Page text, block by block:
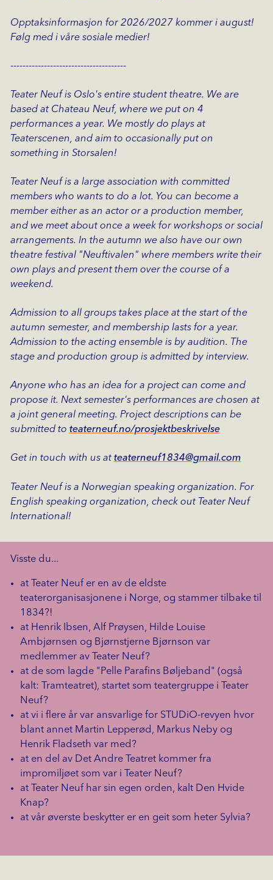
Opptaksinformasjon for 2026/2027 kommer i august!
Følg med i våre sosiale medier!
--------------------------------------
Teater Neuf is Oslo's entire student theatre. We are
based at Chateau Neuf, where we put on 4
performances a year. We mostly do plays at
Teaterscenen, and aim to occasionally put on
something in Storsalen!
Teater Neuf is a large association with committed
members who wants to do a lot. You can become a
member either as an actor or a production member,
and we meet about once a week for workshops or social
arrangements. In the autumn we also have our own
theatre festival "Neuftivalen" where members write their
own plays and present them over the course of a
weekend.
Admission to all groups takes place at the start of the
autumn semester, and membership lasts for a year.
Admission to the acting ensemble is by audition. The
stage and production group is admitted by interview.
Anyone who has an idea for a project can come and
propose it. Next semester's performances are chosen at
a joint general meeting. Project descriptions can be
submitted to teaterneuf.no/prosjektbeskrivelse
Get in touch with us at teaterneuf1834@gmail.com
Teater Neuf is a Norwegian speaking organization. For
English speaking organization, check out Teater Neuf
International!
Visste du...
at Teater Neuf er en av de eldste
teaterorganisasjonene i Norge, og stammer tilbake til
1834?!
at Henrik Ibsen, Alf Prøysen, Hilde Louise
Ambjørnsen og Bjørnstjerne Bjørnson var
medlemmer av Teater Neuf?
at de som lagde "Pelle Parafins Bøljeband" (også
kalt: Tramteatret), startet som teatergruppe i Teater
Neuf?
at vi i flere år var ansvarlige for STUDiO-revyen hvor
blant annet Martin Lepperød, Markus Neby og
Henrik Fladseth var med?
at en del av Det Andre Teatret kommer fra
impromiljøet som var i Teater Neuf?
at Teater Neuf har sin egen orden, kalt Den Hvide
Knap?
at vår øverste beskytter er en geit som heter Sylvia?